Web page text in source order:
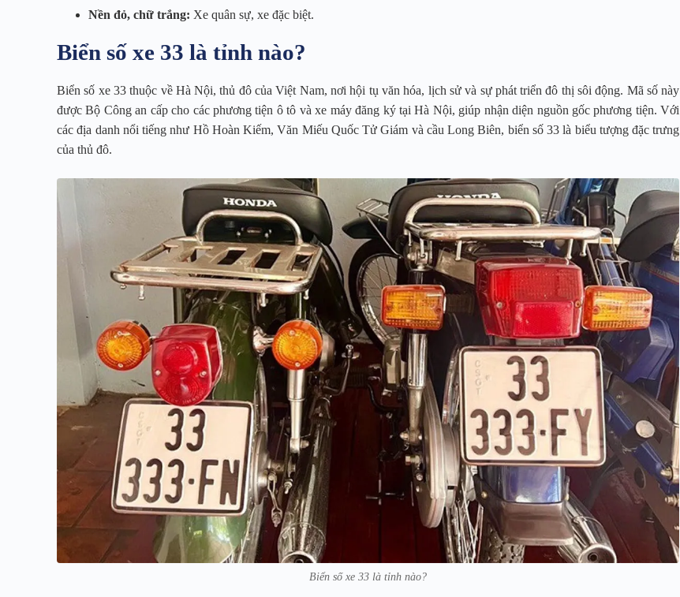
Nền đỏ, chữ trắng: Xe quân sự, xe đặc biệt.
Biển số xe 33 là tỉnh nào?
Biển số xe 33 thuộc về Hà Nội, thủ đô của Việt Nam, nơi hội tụ văn hóa, lịch sử và sự phát triển đô thị sôi động. Mã số này
được Bộ Công an cấp cho các phương tiện ô tô và xe máy đăng ký tại Hà Nội, giúp nhận diện nguồn gốc phương tiện. Với
các địa danh nổi tiếng như Hồ Hoàn Kiếm, Văn Miếu Quốc Tử Giám và cầu Long Biên, biển số 33 là biểu tượng đặc trưng
của thủ đô.
Biển số xe 33 là tỉnh nào?